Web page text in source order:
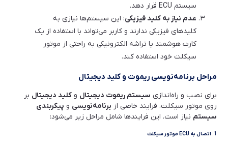
سیستم ECU قرار دهد.
عدم نیاز به کلید فیزیکی: این سیستم‌ها نیازی به
کلیدهای فیزیکی ندارند و کاربر می‌تواند با استفاده از یک
کارت هوشمند یا تراشه الکترونیکی به راحتی از موتور
سیکلت خود استفاده کند.
مراحل برنامه‌نویسی ریموت و کلید دیجیتال
برای نصب و راه‌اندازی سیستم ریموت دیجیتال و کلید دیجیتال بر
روی موتور سیکلت، فرایند خاصی از برنامه‌نویسی و پیکربندی
سیستم نیاز است. این فرایندها شامل مراحل زیر می‌شود:
1. اتصال به ECU موتور سیکلت